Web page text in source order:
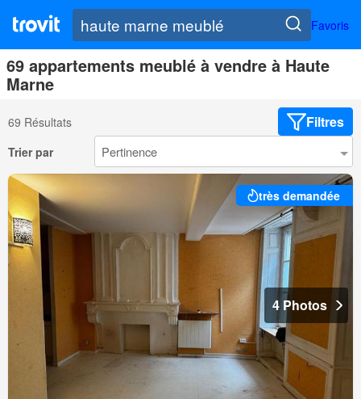
Favoris
69 appartements meublé à vendre à Haute
Marne
69 Résultats Filtres
Trier par
très demandée
4 Photos